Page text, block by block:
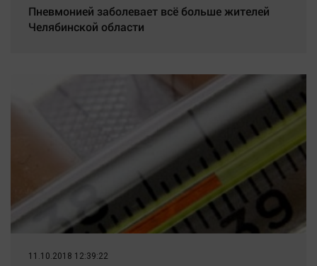
Пневмонией заболевает всё больше жителей
Челябинской области
11.10.2018 12:39:22